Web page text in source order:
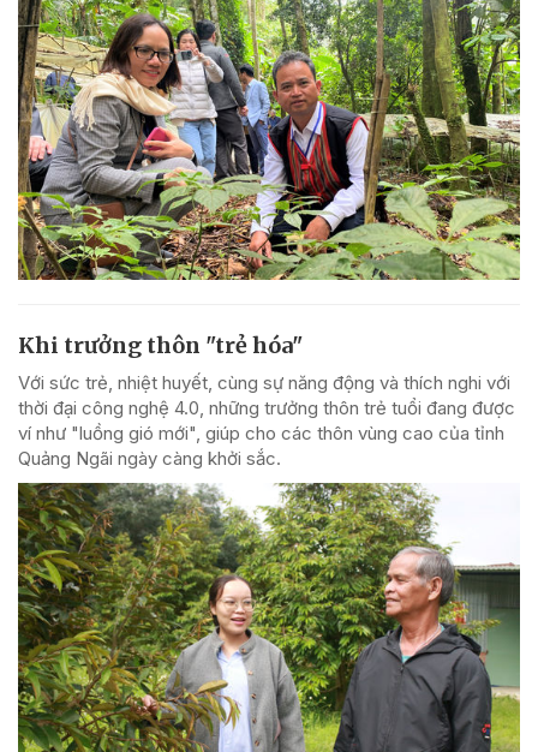
Khi trưởng thôn "trẻ hóa"
Với sức trẻ, nhiệt huyết, cùng sự năng động và thích nghi với
thời đại công nghệ 4.0, những trưởng thôn trẻ tuổi đang được
ví như "luồng gió mới", giúp cho các thôn vùng cao của tỉnh
Quảng Ngãi ngày càng khởi sắc.